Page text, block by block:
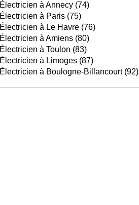
Électricien à Annecy (74)
Électricien à Paris (75)
Électricien à Le Havre (76)
Électricien à Amiens (80)
Électricien à Toulon (83)
Électricien à Limoges (87)
Électricien à Boulogne-Billancourt (92)